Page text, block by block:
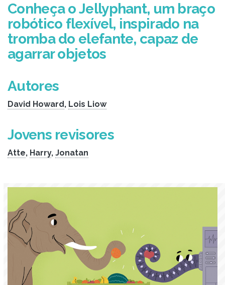
Conheça o Jellyphant, um braço
robótico flexível, inspirado na
tromba do elefante, capaz de
agarrar objetos
Autores
David Howard, Lois Liow
Jovens revisores
Atte, Harry, Jonatan